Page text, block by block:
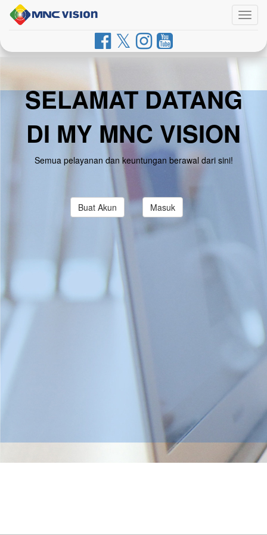
SELAMAT DATANG
DI MY MNC VISION
Semua pelayanan dan keuntungan berawal dari sini!
Buat Akun Masuk